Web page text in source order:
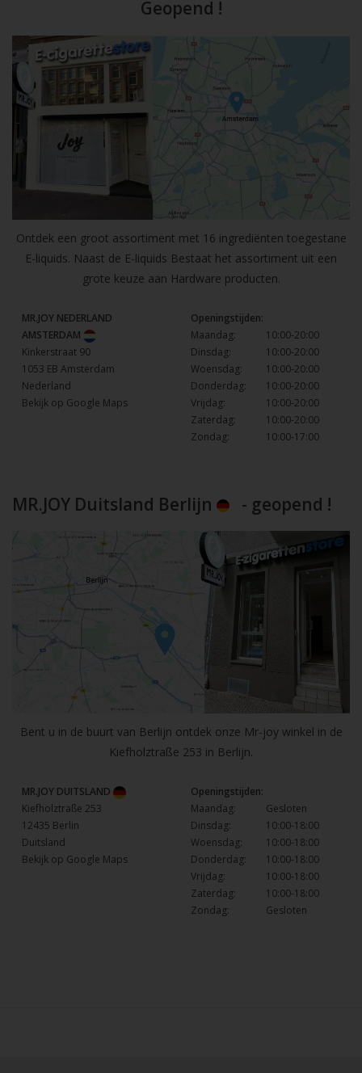
Geopend !
Ontdek een groot assortiment met 16 ingrediënten toegestane
E-liquids. Naast de E-liquids Bestaat het assortiment uit een
grote keuze aan Hardware producten.
MR.JOY NEDERLAND
AMSTERDAM
Kinkerstraat 90
1053 EB Amsterdam
Nederland
Bekijk op Google Maps
Openingstijden:
Maandag:
10:00-20:00
Dinsdag:
10:00-20:00
Woensdag:
10:00-20:00
Donderdag:
10:00-20:00
Vrijdag:
10:00-20:00
Zaterdag:
10:00-20:00
Zondag:
10:00-17:00
MR.JOY Duitsland Berlijn - geopend !
Bent u in de buurt van Berlijn ontdek onze Mr-joy winkel in de
Kiefholztraße 253 in Berlijn.
MR.JOY DUITSLAND
Kiefholztraße 253
12435 Berlin
Duitsland
Bekijk op Google Maps
Openingstijden:
Maandag:
Gesloten
Dinsdag:
10:00-18:00
Woensdag:
10:00-18:00
Donderdag:
10:00-18:00
Vrijdag:
10:00-18:00
Zaterdag:
10:00-18:00
Zondag:
Gesloten